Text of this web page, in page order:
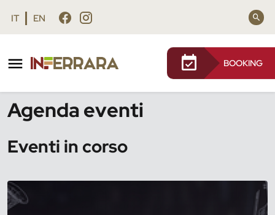
Vai al contenuto principale
Vai al footer
IT EN
BOOKING
Agenda eventi
Eventi in corso